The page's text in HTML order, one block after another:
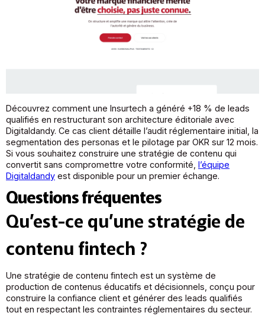
Découvrez comment une Insurtech a généré +18 % de leads
qualifiés en restructurant son architecture éditoriale avec
Digitaldandy. Ce cas client détaille l’audit réglementaire initial, la
segmentation des personas et le pilotage par OKR sur 12 mois.
Si vous souhaitez construire une stratégie de contenu qui
convertit sans compromettre votre conformité, l’équipe
Digitaldandy est disponible pour un premier échange.
Questions fréquentes
Qu’est-ce qu’une stratégie de
contenu fintech ?
Une stratégie de contenu fintech est un système de
production de contenus éducatifs et décisionnels, conçu pour
construire la confiance client et générer des leads qualifiés
tout en respectant les contraintes réglementaires du secteur.